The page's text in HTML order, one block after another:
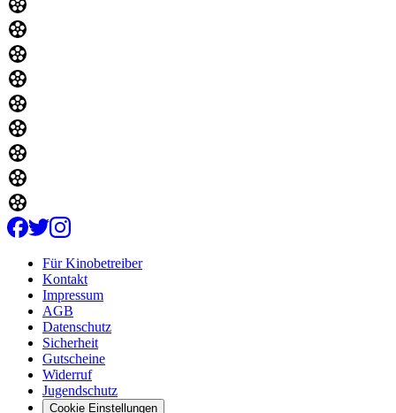
Für Kinobetreiber
Kontakt
Impressum
AGB
Datenschutz
Sicherheit
Gutscheine
Widerruf
Jugendschutz
Cookie Einstellungen